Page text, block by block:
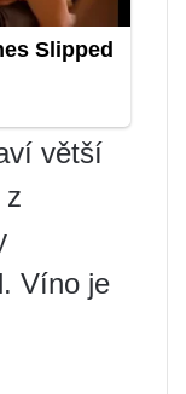
větší
z
Víno je